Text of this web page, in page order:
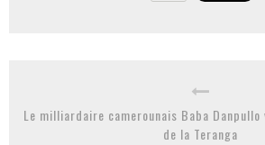
Le milliardaire camerounais Baba
de la Teranga